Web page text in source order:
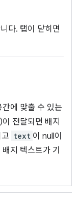
다. 탭이 닫히면
에 맞출 수 있는
)이 전달되면 배지
text 이 null이
지 텍스트가 기